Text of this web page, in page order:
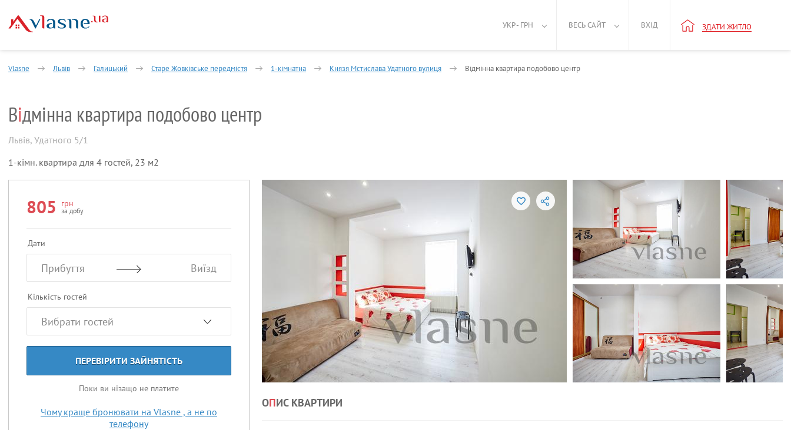
УКР - ГРН ВЕСЬ САЙТ ВХІД ЗДАТИ ЖИТЛО
Vlasne Львів Галицький Старе Жовківське передмістя 1-кімнатна Князя Мстислава Удатного вулиця Відмінна квартира подобово центр
Відмінна квартира подобово центр
Львів, Удатного 5/1
1-кімн. квартира для 4 гостей, 23 м2
805 грн
за добу
Дати
Прибуття Виїзд
Кількість гостей
ПЕРЕВІРИТИ ЗАЙНЯТІСТЬ
Поки ви нізащо не платите
Чому краще бронювати на Vlasne , а не по
телефону
ОПИС КВАРТИРИ